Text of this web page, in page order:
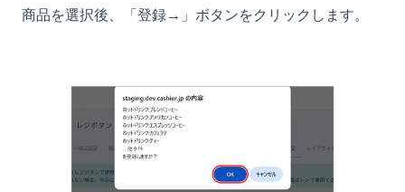
商品を選択後、「登録→」ボタンをクリックします。